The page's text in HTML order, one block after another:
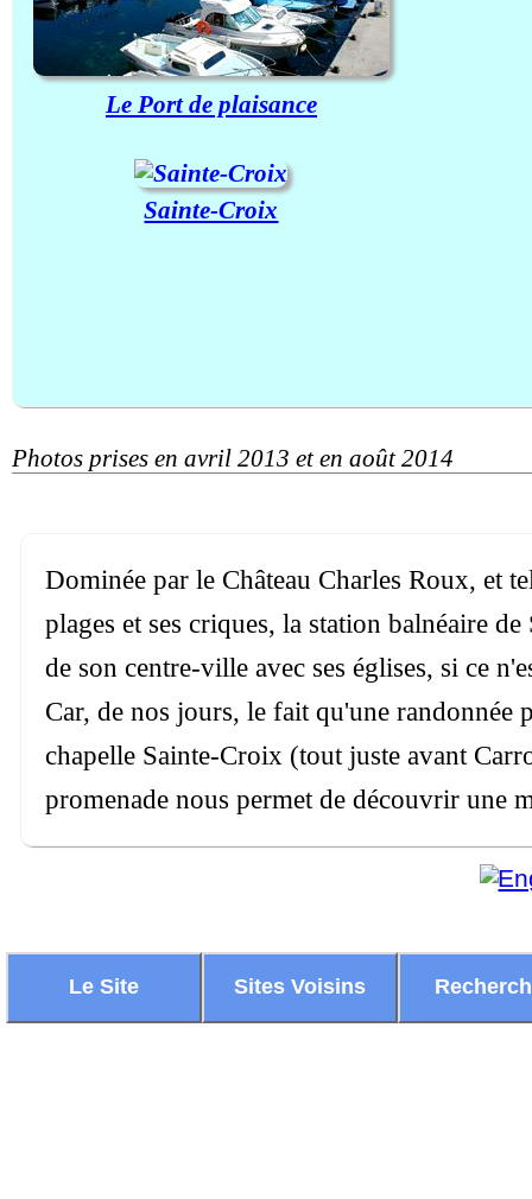
Le Port de plaisance
Sainte-Croix
Photos prises en avril 2013 et en août 2014
Dominée par le Château Charles Roux, et
plages et ses criques, la station balnéaire
de son centre-ville avec ses églises, si ce
Car, de nos jours, le fait qu'une randonnée
chapelle Sainte-Croix (tout juste avant
promenade nous permet de découvrir une
Le Site Sites Voisins